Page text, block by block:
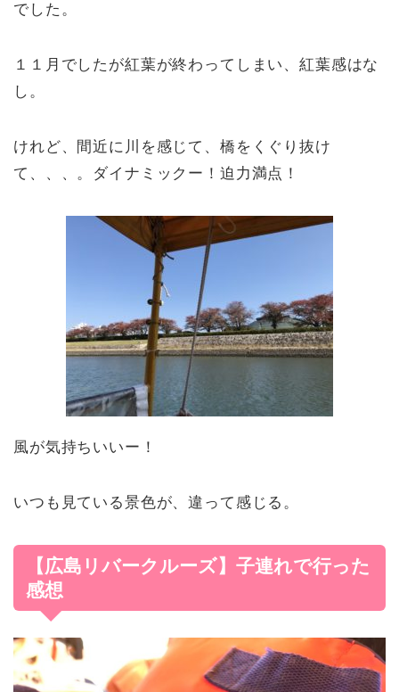
でした。
１１月でしたが紅葉が終わってしまい、紅葉感はな
し。
けれど、間近に川を感じて、橋をくぐり抜け
て、、、。ダイナミックー！迫力満点！
風が気持ちいいー！
いつも見ている景色が、違って感じる。
【広島リバークルーズ】子連れで行った
感想